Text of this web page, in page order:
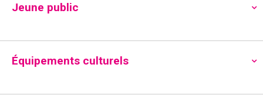
Jeune public
Équipements culturels
38400 Saint-Martin-d'Hères